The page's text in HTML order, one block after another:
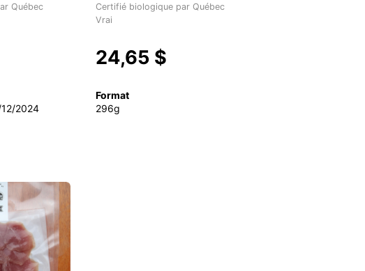
Québec
2024
Certifié biologique par Québec
Vrai
24,65 $
Format
296g